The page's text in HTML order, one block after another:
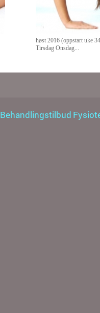
høst 2016 (oppstart uke
Tirsdag Onsdag...
Behandlingstilbud